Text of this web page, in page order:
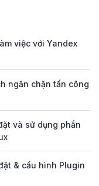
việc với Yandex
ngăn chặn tấn công
và sử dụng phần
& cấu hình Plugin